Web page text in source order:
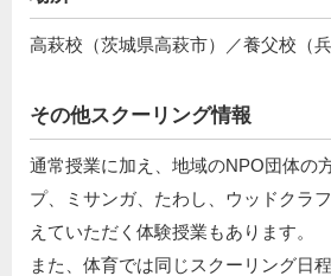
高萩校（茨城県高萩市）／養父校（兵
その他スクーリング情報
通常授業に加え、地域のNPO団体の
プ、ミサンガ、たわし、ウッドクラ
えていただく体験授業もあります。
また、体育では同じスクーリング日